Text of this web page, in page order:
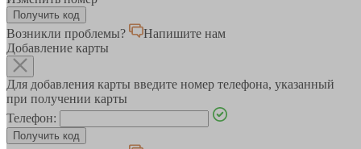
Возникли проблемы?
Напишите нам
Добавление карты
Для добавления карты введите номер телефона, указанный
при получении карты
Телефон: